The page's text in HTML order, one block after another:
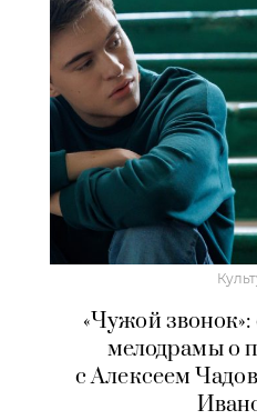
«Чужой
мелодрамы о
с Алексеем